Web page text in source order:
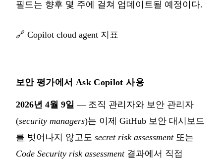
필드는 향후 몇 주에 걸쳐 업데이트될 예정이다.
🔗 Copilot cloud agent 지표
보안 평가에서 Ask Copilot 사용
2026년 4월 9일 — 조직 관리자와 보안 관리자
(security managers)는 이제 GitHub 보안 대시보드
를 벗어나지 않고도 secret risk assessment또는
Code Security risk assessment결과에서 직접